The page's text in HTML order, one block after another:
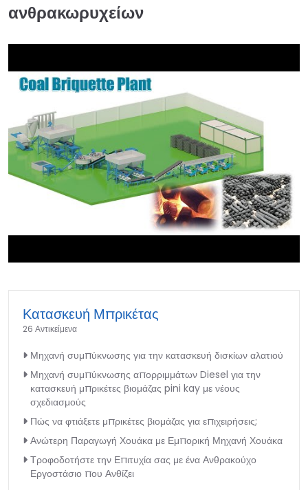
ανθρακωρυχείων
Κατασκευή Μπρικέτας
26 Αντικείμενα
Μηχανή συμπύκνωσης για την κατασκευή δισκίων αλατιού
Μηχανή συμπύκνωσης απορριμμάτων Diesel για την
κατασκευή μπρικέτες βιομάζας pini kay με νέους
σχεδιασμούς
Πώς να φτιάξετε μπρικέτες βιομάζας για επιχειρήσεις;
Ανώτερη Παραγωγή Χουάκα με Εμπορική Μηχανή Χουάκα
Τροφοδοτήστε την Επιτυχία σας με ένα Ανθρακούχο
Εργοστάσιο που Ανθίζει